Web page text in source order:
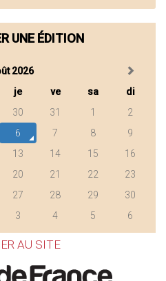
UNE ÉDITION
2026
je ve sa
di
30 31 1
2
6 7 8
9
13 14 15
16
20 21 22
23
27 28 29
30
3 4 5 6
AU SITE